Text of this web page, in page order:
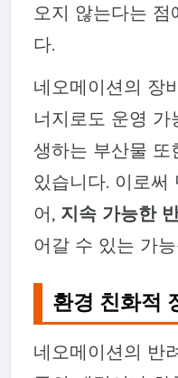
오지 않는다는 점
다.
네오메이션의 장
너지로도 운영
생하는 부산물 또
있습니다. 이로써
어, 지속 가능한
어갈 수 있는 가
환경 친화적
네오메이션의 반